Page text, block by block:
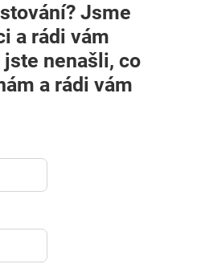
Jsme
a rádi vám
nenašli, co
a rádi vám